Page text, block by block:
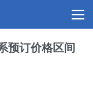
预订价格区间